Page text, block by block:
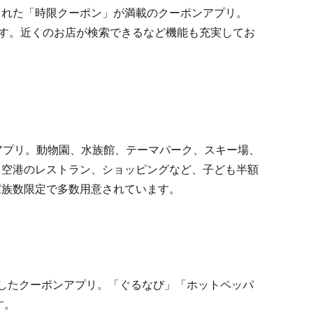
た「時限クーポン」が満載のクーポンアプリ。
。近くのお店が検索できるなど機能も充実してお
リ。動物園、水族館、テーマパーク、スキー場、
港のレストラン、ショッピングなど、子ども半額
数限定で多数用意されています。
たクーポンアプリ。「ぐるなび」「ホットペッパ